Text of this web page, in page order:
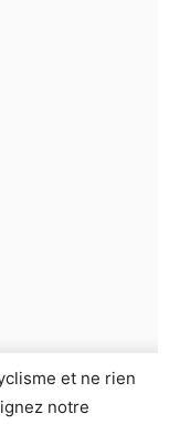
et ne rien
notre